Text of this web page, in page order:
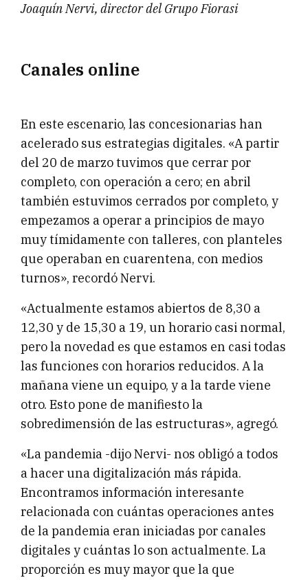
Joaquín Nervi, director del Grupo Fiorasi
Canales online
En este escenario, las concesionarias han
acelerado sus estrategias digitales. «A partir
del 20 de marzo tuvimos que cerrar por
completo, con operación a cero; en abril
también estuvimos cerrados por completo, y
empezamos a operar a principios de mayo
muy tímidamente con talleres, con planteles
que operaban en cuarentena, con medios
turnos», recordó Nervi.
«Actualmente estamos abiertos de 8,30 a
12,30 y de 15,30 a 19, un horario casi normal,
pero la novedad es que estamos en casi todas
las funciones con horarios reducidos. A la
mañana viene un equipo, y a la tarde viene
otro. Esto pone de manifiesto la
sobredimensión de las estructuras», agregó.
«La pandemia -dijo Nervi- nos obligó a todos
a hacer una digitalización más rápida.
Encontramos información interesante
relacionada con cuántas operaciones antes
de la pandemia eran iniciadas por canales
digitales y cuántas lo son actualmente. La
proporción es muy mayor que la que